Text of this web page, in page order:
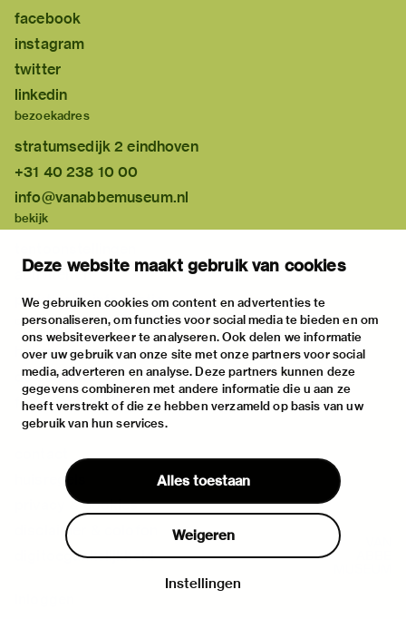
Deze website maakt gebruik van cookies
We gebruiken cookies om content en advertenties te
personaliseren, om functies voor social media te bieden en om
ons websiteverkeer te analyseren. Ook delen we informatie
over uw gebruik van onze site met onze partners voor social
media, adverteren en analyse. Deze partners kunnen deze
gegevens combineren met andere informatie die u aan ze
heeft verstrekt of die ze hebben verzameld op basis van uw
gebruik van hun services.
Alles toestaan
Weigeren
Instellingen
facebook
instagram
twitter
linkedin
bezoekadres
stratumsedijk 2 eindhoven
+31 40 238 10 00
info@vanabbemuseum.nl
bekijk
activiteiten
praktische informatie
over
het museum
de collectie
fondsen & partners
huisregels
privacy & cookies
disclaimer & colofon
digitoegankelijkheid